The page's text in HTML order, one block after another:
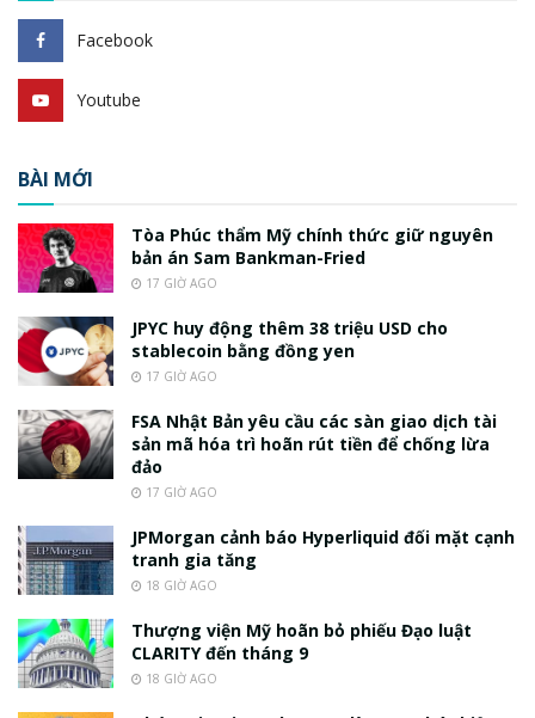
Facebook
Youtube
BÀI MỚI
Tòa Phúc thẩm Mỹ chính thức giữ nguyên
bản án Sam Bankman-Fried
17 GIỜ AGO
JPYC huy động thêm 38 triệu USD cho
stablecoin bằng đồng yen
17 GIỜ AGO
FSA Nhật Bản yêu cầu các sàn giao dịch tài
sản mã hóa trì hoãn rút tiền để chống lừa
đảo
17 GIỜ AGO
JPMorgan cảnh báo Hyperliquid đối mặt cạnh
tranh gia tăng
18 GIỜ AGO
Thượng viện Mỹ hoãn bỏ phiếu Đạo luật
CLARITY đến tháng 9
18 GIỜ AGO